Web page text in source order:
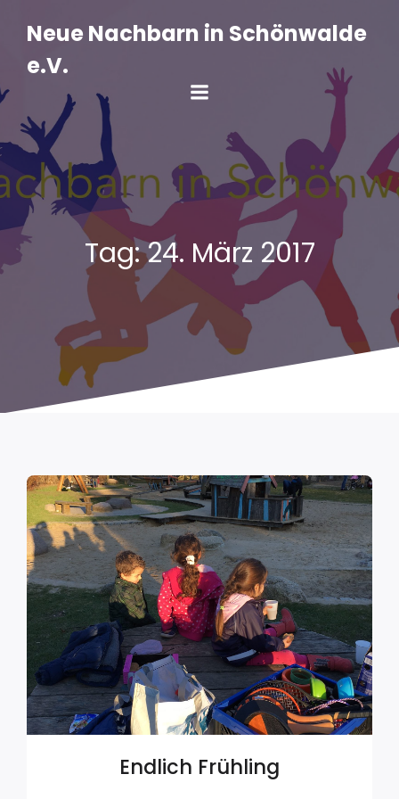
Inhalt
springenNeue Nachbarn in Schönwalde
e.V.
Tag:24. März 2017
Endlich Frühling